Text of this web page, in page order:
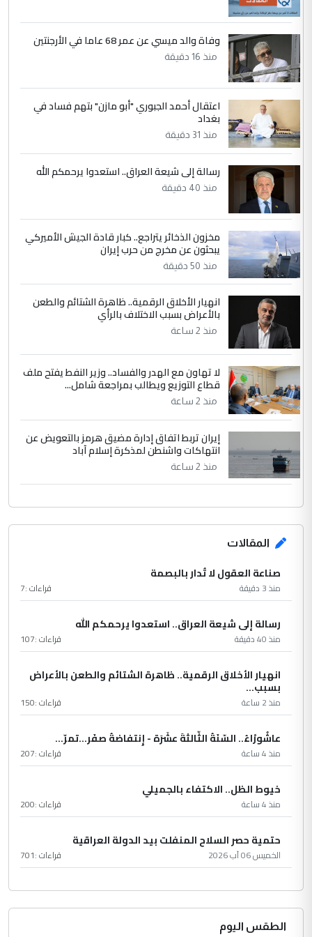
4 سردار
التعليق : واحد من عصابة علي ماما يسقط
جنسية الرافد الثالث للعراق ومن اصول عريقة
ابا فرات ...
الموضوع :
الجواهري يرد على صدام حسين سل
مضجعيك يابن الزنا (نص كامل)
5 سردار
التعليق : واحد من عصابة علي ماما يسقط
جنسية الرافد الثالث للعراق ومن اصول عريقة
ابا فرات ...
الموضوع :
الجواهري يرد على صدام حسين سل
مضجعيك يابن الزنا (نص كامل)
وفاة والد ميسي عن عمر 68 عاما في الأرجنتين
منذ 16 دقيقة
اعتقال أحمد الجبوري "أبو مازن" بتهم فساد في
بغداد
منذ 31 دقيقة
رسالة إلى شيعة العراق.. استعدوا يرحمكم الله
منذ 40 دقيقة
مخزون الذخائر يتراجع.. كبار قادة الجيش الأميركي
يبحثون عن مخرج من حرب إيران
منذ 50 دقيقة
انهيار الأخلاق الرقمية.. ظاهرة الشتائم والطعن
بالأعراض بسبب الاختلاف بالرأي
منذ 2 ساعة
لا تهاون مع الهدر والفساد.. وزير النفط يفتح ملف
قطاع التوزيع ويطالب بمراجعة شامل...
منذ 2 ساعة
إيران تربط اتفاق إدارة مضيق هرمز بالتعويض عن
انتهاكات واشنطن لمذكرة إسلام آباد
منذ 2 ساعة
المقالات
صناعة العقول لا تُدار بالبصمة
منذ 3 دقيقة قراءات :7
رسالة إلى شيعة العراق.. استعدوا يرحمكم الله
منذ 40 دقيقة قراءات :107
انهيار الأخلاق الرقمية.. ظاهرة الشتائم والطعن بالأعراض
بسبب...
منذ 2 ساعة قراءات :150
عاشُورْاءُ.. السّنَةُ الثّالثةَ عشَرَة - إِنتفاضةُ صفَر…تمرّ...
منذ 4 ساعة قراءات :207
خيوط الظل.. الاكتفاء بالجميلي
منذ 4 ساعة قراءات :200
حتمية حصر السلاح المنفلت بيد الدولة العراقية
الخميس 06 آب 2026 قراءات :701
الطقس اليوم